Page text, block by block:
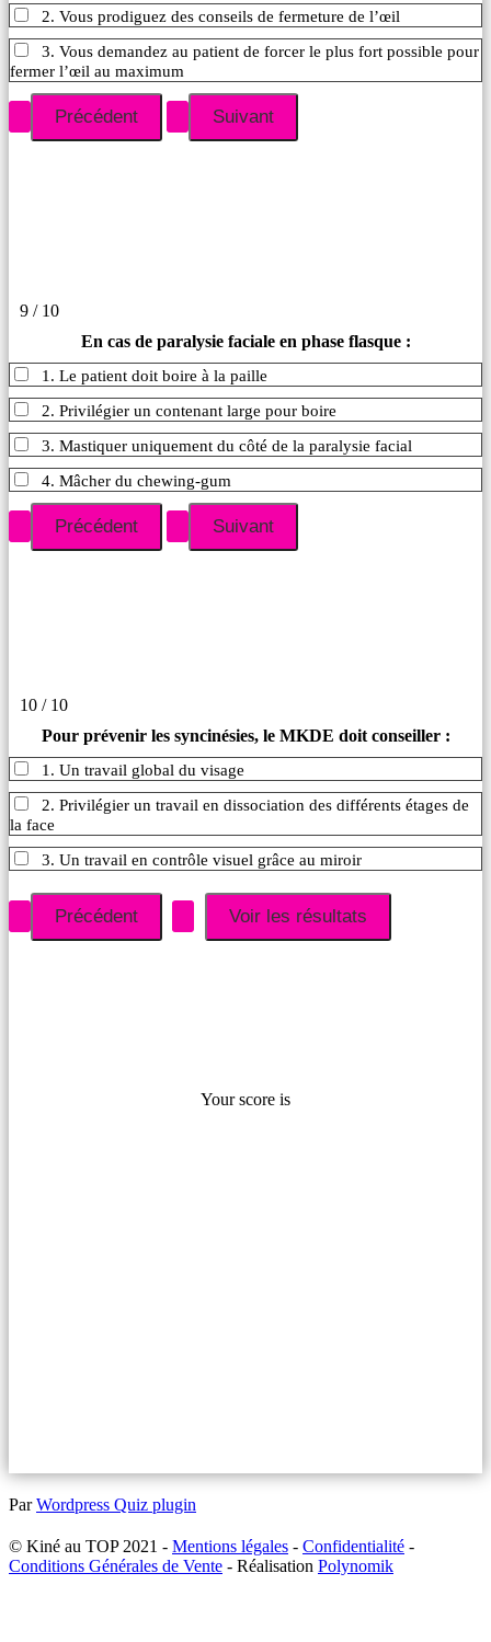
2. Vous prodiguez des conseils de fermeture de l’œil
3. Vous demandez au patient de forcer le plus fort possible pour
fermer l’œil au maximum
9 / 10
En cas de paralysie faciale en phase flasque :
1. Le patient doit boire à la paille
2. Privilégier un contenant large pour boire
3. Mastiquer uniquement du côté de la paralysie facial
4. Mâcher du chewing-gum
10 / 10
Pour prévenir les syncinésies, le MKDE doit conseiller :
1. Un travail global du visage
2. Privilégier un travail en dissociation des différents étages de
la face
3. Un travail en contrôle visuel grâce au miroir
Your score is
ParWordpress Quiz plugin
© Kiné au TOP 2021 - Mentions légales - Confidentialité -
Conditions Générales de Vente - Réalisation Polynomik